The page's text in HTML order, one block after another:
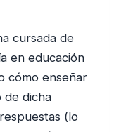
cursada de
en educación
cómo enseñar
de dicha
(lo